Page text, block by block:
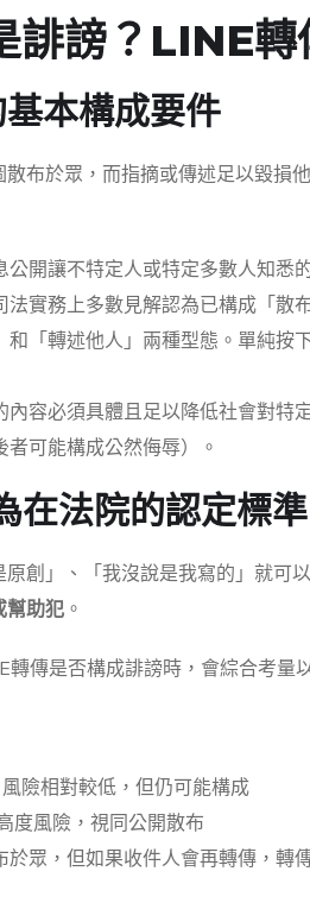
誹謗？LINE
本構成要件
布於眾，而指摘或傳述足以毀損
公開讓不特定人或特定多數人知
實務上多數見解認為已構成「散
和「轉述他人」兩種型態。單純
內容必須具體且足以降低社會對
可能構成公然侮辱）。
在法院的認定標準
創」、「我沒說是我寫的」就可
幫助犯 。
傳是否構成誹謗時，會綜合考量
險相對較低，但仍可能構成
度風險，視同公開散布
眾，但如果收件人會再轉傳，轉